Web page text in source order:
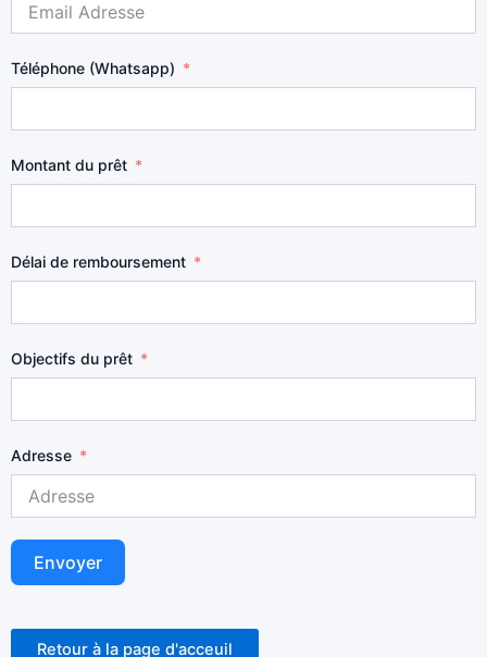
Téléphone (Whatsapp)
Montant du prêt
Délai de remboursement
Objectifs du prêt
Adresse
Envoyer
Retour à la page d'acceuil